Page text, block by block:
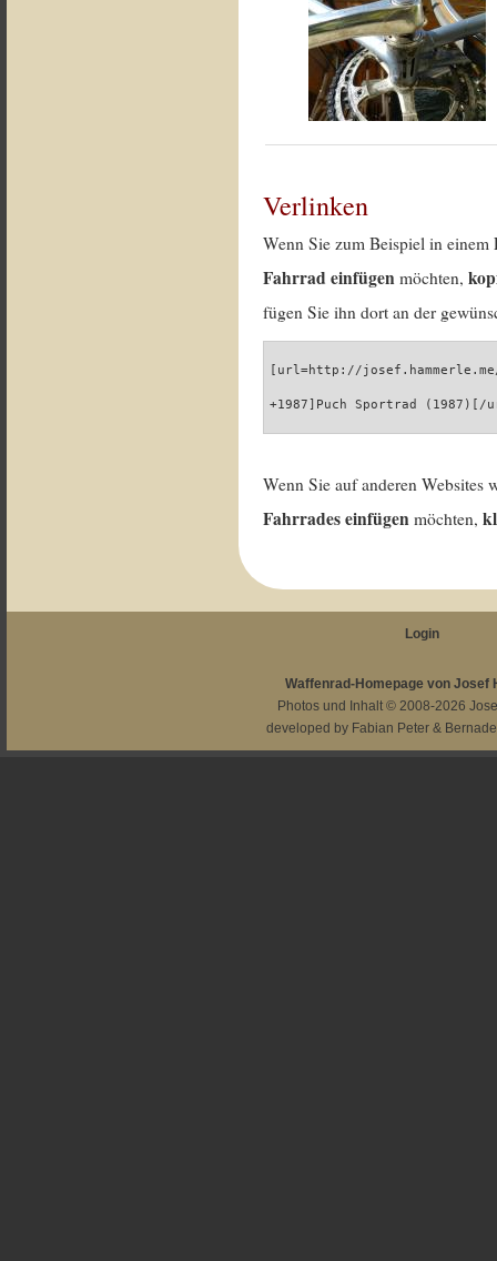
Verlinken
Wenn Sie zum Beispiel in
Fahrrad einfügen möchten,
fügen Sie ihn dort an der
[url=http://
+1987]Puch Sportrad
Wenn Sie auf anderen
Fahrrades einfügen möchten,
Login
Waffenrad-Homepage von Josef
Photos und Inhalt © 2008-2026
developed by Fabian Peter &